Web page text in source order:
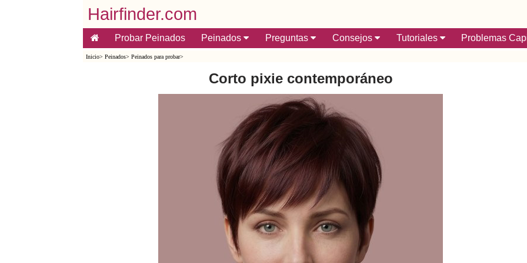
Hairfinder.com
Probar Peinados Peinados Preguntas Consejos Tutoriales Problemas
Inicio> Peinados> Peinados para probar>
Corto pixie contemporáneo